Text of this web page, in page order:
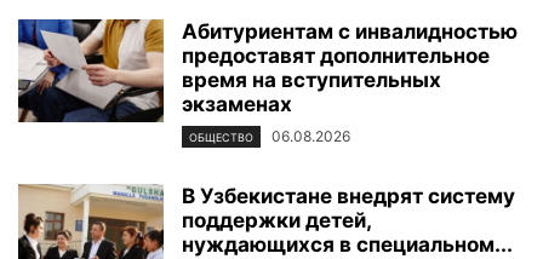
Абитуриентам с инвалидностью
предоставят дополнительное
время на вступительных
экзаменах
ОБЩЕСТВО 06.08.2026
В Узбекистане внедрят систему
поддержки детей,
нуждающихся в специальном...